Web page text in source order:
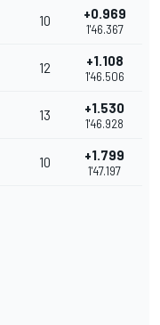
10 +0.969
1'46.367
12 +1.108
1'46.506
13 +1.530
1'46.928
10 +1.799
1'47.197